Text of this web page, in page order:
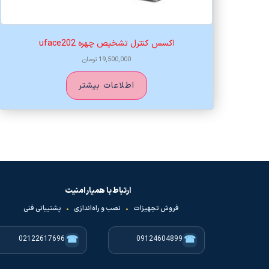
اکسس کنترل تشخیص چهره uface202
19,500,000 تومان
اطلاعات بیشتر
ارتباط با همیار امنیت
فروش تجهیزات • نصب و راه‌اندازی • پشتیبانی فنی
☎
09124604899
☎
02122617696